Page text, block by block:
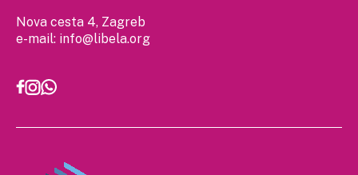
Nova cesta 4, Zagreb
e-mail: info@libela.org